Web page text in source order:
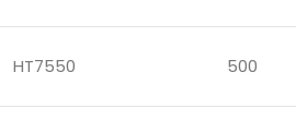
HT7550 500